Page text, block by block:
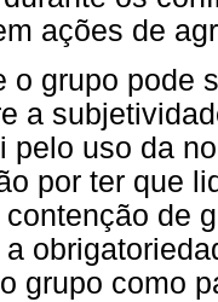
ações de
o grupo pode
a
pelo uso da
por ter que
de
grupo como